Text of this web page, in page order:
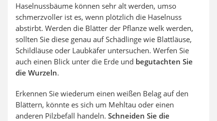
Haselnussbäume können sehr alt werden, umso
schmerzvoller ist es, wenn plötzlich die Haselnuss
abstirbt. Werden die Blätter der Pflanze welk werden,
sollten Sie diese genau auf Schädlinge wie Blattläuse,
Schildläuse oder Laubkäfer untersuchen. Werfen Sie
auch einen Blick unter die Erde und begutachten Sie
die Wurzeln.
Erkennen Sie wiederum einen weißen Belag auf den
Blättern, könnte es sich um Mehltau oder einen
anderen Pilzbefall handeln. Schneiden Sie die